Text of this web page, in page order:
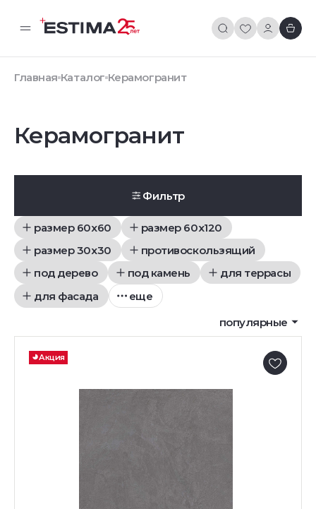
Главная Каталог Керамогранит
Керамогранит
Фильтр
размер 60x60
размер 60x120
размер 30x30
противоскользящий
под дерево
под камень
для террасы
для фасада
еще
популярные
Акция